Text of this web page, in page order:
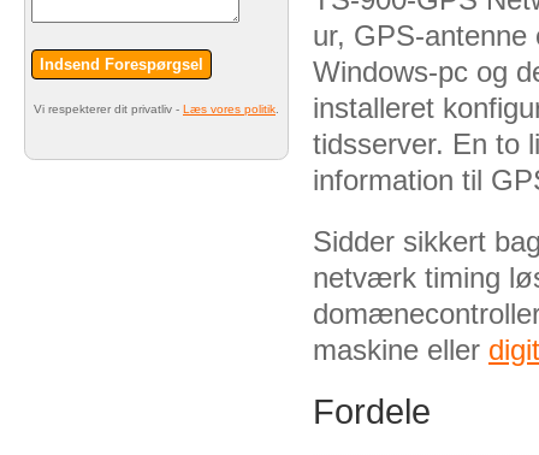
ur, GPS-
Windows-pc og
installeret
tidsserver. En to
information til
Sidder sikkert
netværk timing
maskine eller
Fordele
Indsend Forespørgsel
Vi respekterer dit privatliv - Læs vores politik